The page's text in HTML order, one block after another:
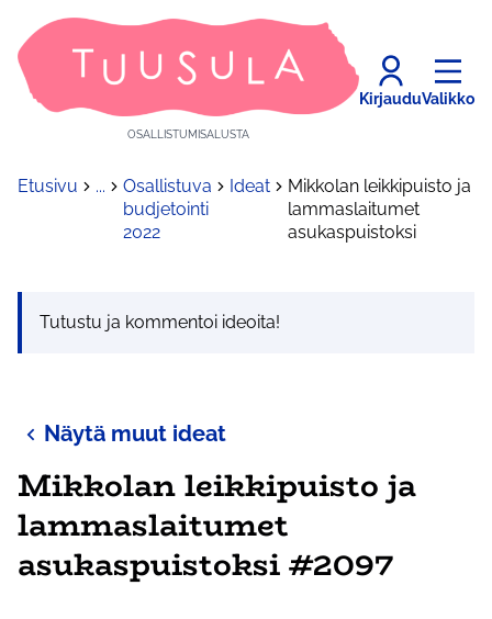
OSALLISTUMISALUSTA
KirjauduValikko
Etusivu ...
Osallistuva
budjetointi
2022
Ideat
Mikkolan leikkipuisto ja
lammaslaitumet
asukaspuistoksi
Tutustu ja kommentoi ideoita!
Näytä muut ideat
Mikkolan leikkipuisto ja
lammaslaitumet
asukaspuistoksi #2097